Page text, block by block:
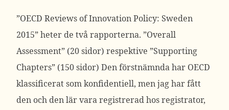
”OECD Reviews of Innovation Policy: Sweden
2015” heter de två rapporterna. ”Overall
Assessment” (20 sidor) respektive ”Supporting
Chapters” (150 sidor) Den förstnämnda har OECD
klassificerat som konfidentiell, men jag har fått
den och den lär vara registrerad hos registrator,